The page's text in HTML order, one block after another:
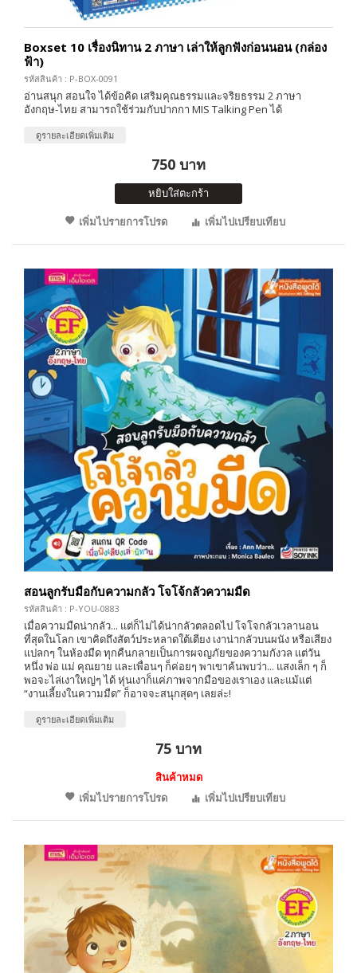
Boxset 10 เรื่องนิทาน 2 ภาษา เล่าให้ลูกฟังก่อนนอน (กล่อง
ฟ้า)
รหัสสินค้า : P-BOX-0091
อ่านสนุก สอนใจ ได้ข้อคิด เสริมคุณธรรมและจริยธรรม 2 ภาษา
อังกฤษ-ไทย สามารถใช้ร่วมกับปากกา MIS Talking Pen ได้
ดูรายละเอียดเพิ่มเติม
750 บาท
หยิบใส่ตะกร้า
เพิ่มไปรายการโปรด
เพิ่มไปเปรียบเทียบ
สอนลูกรับมือกับความกลัว โจโจ้กลัวความมืด
รหัสสินค้า : P-YOU-0883
เมื่อความมืดน่ากลัว... แต่ก็ไม่ได้น่ากลัวตลอดไป โจโจกลัวเวลานอน
ที่สุดในโลก เขาคิดถึงสัตว์ประหลาดใต้เตียง เงาน่ากลัวบนผนัง หรือเสียง
แปลกๆ ในห้องมืด ทุกคืนกลายเป็นการผจญภัยของความกังวล แต่วัน
หนึ่ง พ่อ แม่ คุณยาย และเพื่อนๆ ก็ค่อยๆ พาเขาค้นพบว่า... แสงเล็ก ๆ ก็
พอจะไล่เงาใหญ่ๆ ได้ หุ่นเงาก็แค่ภาพจากมือของเราเอง และแม้แต่
“งานเลี้ยงในความมืด” ก็อาจจะสนุกสุดๆ เลยล่ะ!
ดูรายละเอียดเพิ่มเติม
75 บาท
สินค้าหมด
เพิ่มไปรายการโปรด
เพิ่มไปเปรียบเทียบ